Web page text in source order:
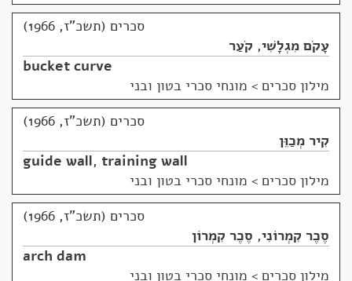
סכרים (תשכ"ז, 1966)
עָקֹם מִגְלָשִׁי, קֹעַר
bucket curve
מילון סכרים > מונחי סכרי בטון ובני
סכרים (תשכ"ז, 1966)
קִיר מְכַוֵּן
guide wall, training wall
מילון סכרים > מונחי סכרי בטון ובני
סכרים (תשכ"ז, 1966)
סֶכֶר קִמְרוֹנִי, סֶכֶר קִמְרוֹן
arch dam
מילון סכרים > מונחי סכרי בטון ובני